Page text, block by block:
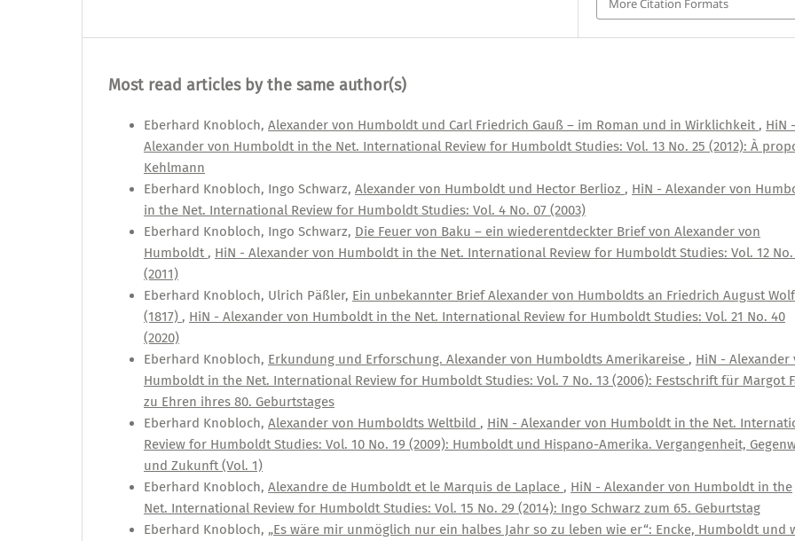
More Citation Formats
Most read articles by the same author(s)
Eberhard Knobloch, Alexander von Humboldt und Carl Friedrich Gauß – im Roman und in Wirklichkeit , HiN -
Alexander von Humboldt in the Net. International Review for Humboldt Studies: Vol. 13 No. 25 (2012): À
Kehlmann
Eberhard Knobloch, Ingo Schwarz, Alexander von Humboldt und Hector Berlioz , HiN - Alexander von
in the Net. International Review for Humboldt Studies: Vol. 4 No. 07 (2003)
Eberhard Knobloch, Ingo Schwarz, Die Feuer von Baku – ein wiederentdeckter Brief von Alexander von
Humboldt , HiN - Alexander von Humboldt in the Net. International Review for Humboldt Studies: Vol. 12 No.
(2011)
Eberhard Knobloch, Ulrich Päßler, Ein unbekannter Brief Alexander von Humboldts an Friedrich August Wolf
(1817) , HiN - Alexander von Humboldt in the Net. International Review for Humboldt Studies: Vol. 21 No. 40
(2020)
Eberhard Knobloch, Erkundung und Erforschung. Alexander von Humboldts Amerikareise , HiN - Alexander
Humboldt in the Net. International Review for Humboldt Studies: Vol. 7 No. 13 (2006): Festschrift für Margot
zu Ehren ihres 80. Geburtstages
Eberhard Knobloch, Alexander von Humboldts Weltbild , HiN - Alexander von Humboldt in the Net.
Review for Humboldt Studies: Vol. 10 No. 19 (2009): Humboldt und Hispano-Amerika. Vergangenheit,
und Zukunft (Vol. 1)
Eberhard Knobloch, Alexandre de Humboldt et le Marquis de Laplace , HiN - Alexander von Humboldt in the
Net. International Review for Humboldt Studies: Vol. 15 No. 29 (2014): Ingo Schwarz zum 65. Geburtstag
Eberhard Knobloch, „Es wäre mir unmöglich nur ein halbes Jahr so zu leben wie er“: Encke, Humboldt und